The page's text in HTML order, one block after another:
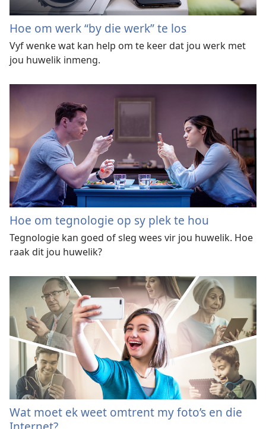
Hoe om werk “by die werk” te los
Vyf wenke wat kan help om te keer dat jou werk met
jou huwelik inmeng.
Hoe om tegnologie op sy plek te hou
Tegnologie kan goed of sleg wees vir jou huwelik. Hoe
raak dit jou huwelik?
Wat moet ek weet omtrent my foto’s en die